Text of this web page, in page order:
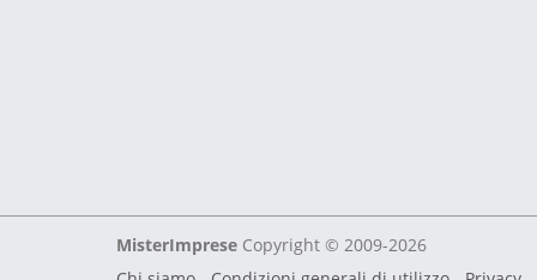
MisterImprese Copyright © 2009-2026